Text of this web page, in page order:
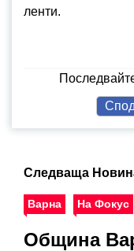
ленти.
Следваща
Варна На Фокус
Община